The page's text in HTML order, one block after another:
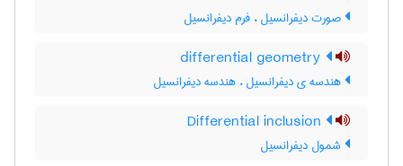
صورت دیفرانسیل ، فرم دیفرانسیل
هندسه ی دیفرانسیل ، هندسه دیفرانسیل
شمول دیفرانسیل